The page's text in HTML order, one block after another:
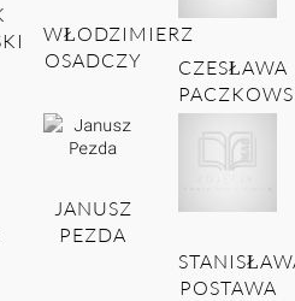
WŁODZIMIERZ
OSADCZY
CZESŁAWA
JANUSZ
PEZDA
POSTAWA